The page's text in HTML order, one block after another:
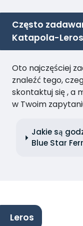
Często
Katapola-Leros
Oto najczęściej
znaleźć tego,
skontaktuj się , a
w Twoim
Jakie są
Blue Star
Leros